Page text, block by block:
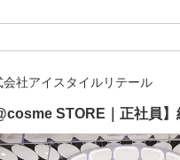
会社アイスタイルリテール
STORE｜正社員